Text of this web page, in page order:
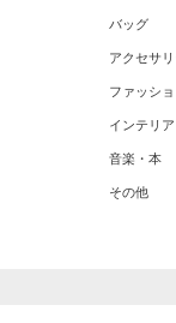
バッグ
アクセサ
ファッシ
インテリア
音楽・本
その他